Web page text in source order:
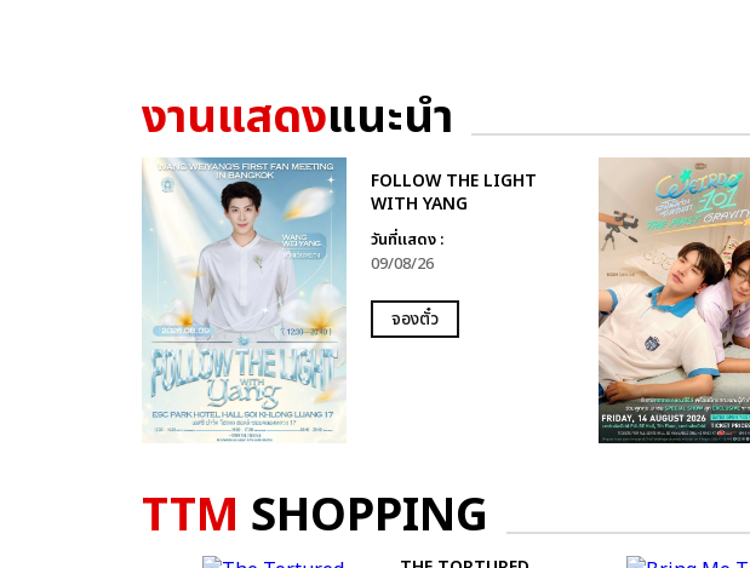
งานแสดงแนะนำ
FOLLOW THE LIGHT
WITH YANG
วันที่แสดง :
09/08/26
จองตั๋ว
TTM SHOPPING